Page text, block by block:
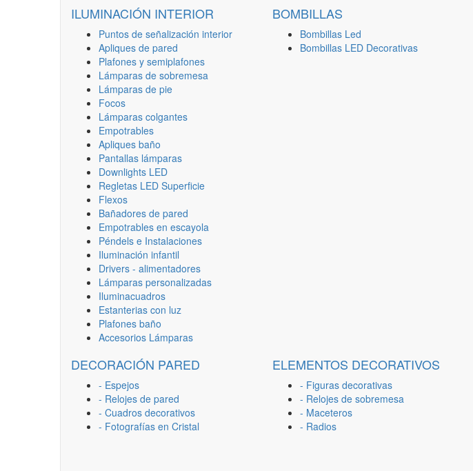
ILUMINACIÓN INTERIOR
Puntos de señalización interior
Apliques de pared
Plafones y semiplafones
Lámparas de sobremesa
Lámparas de pie
Focos
Lámparas colgantes
Empotrables
Apliques baño
Pantallas lámparas
Downlights LED
Regletas LED Superficie
Flexos
Bañadores de pared
Empotrables en escayola
Péndels e Instalaciones
Iluminación infantil
Drivers - alimentadores
Lámparas personalizadas
Iluminacuadros
Estanterias con luz
Plafones baño
Accesorios Lámparas
BOMBILLAS
Bombillas Led
Bombillas LED Decorativas
DECORACIÓN PARED
- Espejos
- Relojes de pared
- Cuadros decorativos
- Fotografías en Cristal
ELEMENTOS DECORATIVOS
- Figuras decorativas
- Relojes de sobremesa
- Maceteros
- Radios